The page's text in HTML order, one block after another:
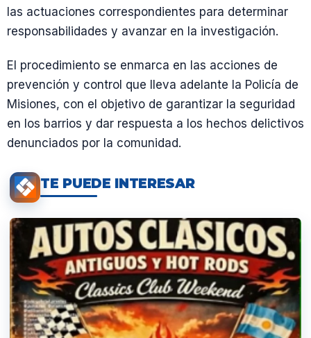
las actuaciones correspondientes para determinar
responsabilidades y avanzar en la investigación.
El procedimiento se enmarca en las acciones de
prevención y control que lleva adelante la Policía de
Misiones, con el objetivo de garantizar la seguridad
en los barrios y dar respuesta a los hechos delictivos
denunciados por la comunidad.
TE PUEDE INTERESAR